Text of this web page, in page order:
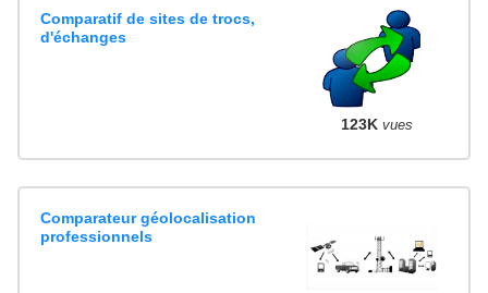
Comparatif de sites de trocs,
d'échanges
123K vues
Comparateur géolocalisation
professionnels